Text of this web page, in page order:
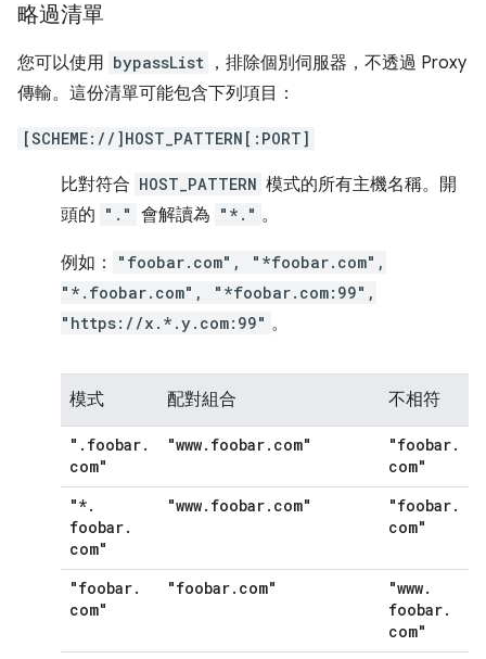
略過清單
您可以使用 bypassList ，排除個別伺服器，不透過 Proxy
傳輸。這份清單可能包含下列項目：
[SCHEME://]HOST_PATTERN[:PORT]
比對符合 HOST_PATTERN 模式的所有主機名稱。開
頭的 "." 會解讀為 "*." 。
例如：
"foobar.com", "*foobar.com",
"*.foobar.com", "*foobar.com:99",
"https://x.*.y.com:99" 。
模式 配對組合 不相符
" . foobar.
com"
"www. foobar. com" "foobar.
com"
"*.
foobar.
com"
"www. foobar. com" "foobar.
com"
"foobar.
com"
"foobar. com" "www.
foobar.
com"